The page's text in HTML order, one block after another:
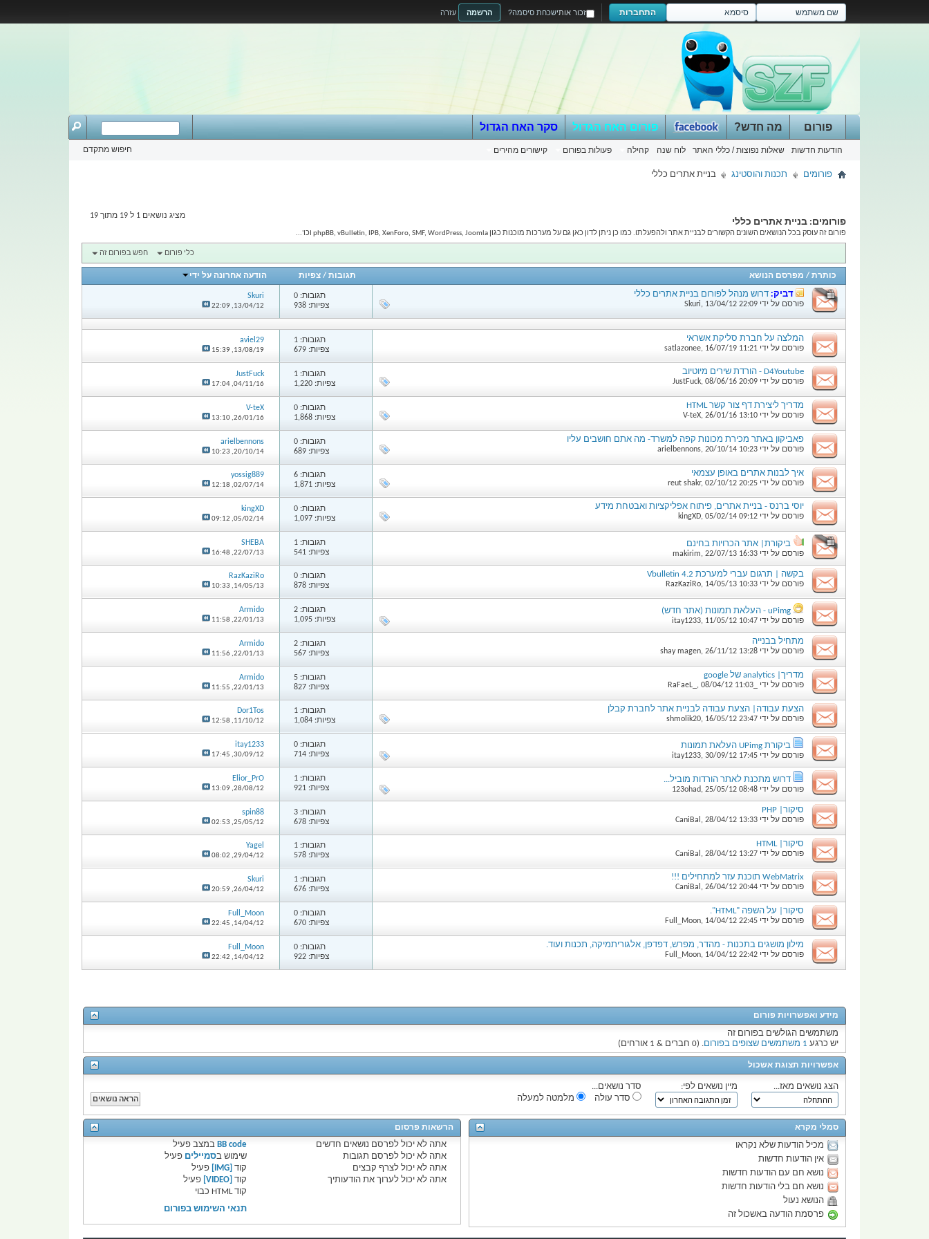
הרשמה עזרה התחברות זכור אותישכחת סיסמה?
פורום
הודעות חדשות שאלות נפוצות / כללי האתר לוח שנה קהילה פעולות בפורום קישורים מהירים
מה חדש? פורום האח הגדול סקר האח הגדול
חיפוש מתקדם
פורומים תכנות והוסטינג בניית אתרים כללי
מציג נושאים 1 ל 19 מתוך 19
פורומים: בניית אתרים כללי
פורום זה עוסק בכל הנושאים השונים הקשורים לבניית אתר ולהפעלתו. כמו כן ניתן לדון כאן גם על מערכות מוכנות כגון phpBB, vBulletin, IPB, XenForo, SMF, WordPress, Joomla וכו'...
כלי פורום חפש בפורום זה
כותרת / מפרסם הנושא תגובות /צפיות הודעה אחרונה על ידי
דביק: דרוש מנהל לפורום בניית אתרים כללי
פורסם על ידי Skuri, 13/04/12 22:09
תגובות: 0
צפיות: 938
Skuri
13/04/12,
22:09
המלצה על חברת סליקת אשראי
פורסם על ידי satlazonee, 16/07/19 11:21
תגובות: 1
צפיות: 679
aviel29
13/08/19,
15:39
D4Youtube - הורדת שירים מיוטיוב
פורסם על ידי JustFuck, 08/06/16 20:09
תגובות: 1
צפיות: 1,220
JustFuck
04/11/16,
17:04
מדריך ליצירת דף צור קשר HTML
פורסם על ידי V-teX, 26/01/16 13:10
תגובות: 0
צפיות: 1,868
V-teX
26/01/16,
13:10
פאביקון באתר מכירת מכונות קפה למשרד- מה אתם חושבים עליו
פורסם על ידי arielbennons, 20/10/14 10:23
תגובות: 0
צפיות: 689
arielbennons
20/10/14,
10:23
איך לבנות אתרים באופן עצמאי
פורסם על ידי reut shakr, 02/10/12 20:25
תגובות: 6
צפיות: 1,871
yossig889
02/07/14,
12:18
יוסי ברנס - בניית אתרים, פיתוח אפליקציות ואבטחת מידע
פורסם על ידי kingXD, 05/02/14 09:12
תגובות: 0
צפיות: 1,097
kingXD
05/02/14,
09:12
ביקורת| אתר הכרויות בחינם
פורסם על ידי makirim, 22/07/13 16:33
תגובות: 1
צפיות: 541
SHEBA
22/07/13,
16:48
בקשה | תרגום עברי למערכת Vbulletin 4.2
פורסם על ידי RazKaziRo, 14/05/13 10:33
תגובות: 0
צפיות: 878
RazKaziRo
14/05/13,
10:33
uPimg - העלאת תמונות (אתר חדש)
פורסם על ידי itay1233, 11/05/12 10:47
תגובות: 2
צפיות: 1,095
Armido
22/01/13,
11:58
מתחיל בבנייה
פורסם על ידי shay magen, 26/11/12 13:28
תגובות: 2
צפיות: 567
Armido
22/01/13,
11:56
מדריך| analytics של google
פורסם על ידי , 08/04/12 11:03
תגובות: 5
צפיות: 827
Armido
22/01/13,
11:55
הצעת עבודה| הצעת עבודה לבניית אתר לחברת קבלן
פורסם על ידי shmolik20, 16/05/12 23:47
תגובות: 1
צפיות: 1,084
Dor1Tos
11/10/12,
12:58
ביקורת UPimg העלאת תמונות
פורסם על ידי itay1233, 30/09/12 17:45
תגובות: 0
צפיות: 714
itay1233
30/09/12,
17:45
דרוש מתכנת לאתר הורדות מוביל...
פורסם על ידי 123ohad, 25/05/12 08:48
תגובות: 1
צפיות: 921
Elior_PrO
28/08/12,
13:09
סיקור| PHP
פורסם על ידי CaniBal , 28/04/12 13:33
תגובות: 3
צפיות: 678
spin88
25/05/12,
02:53
סיקור| HTML
פורסם על ידי CaniBal , 28/04/12 13:27
תגובות: 1
צפיות: 578
Yagel
29/04/12,
08:02
WebMatrix תוכנת עזר למתחילים !!!
פורסם על ידי CaniBal , 26/04/12 20:44
תגובות: 1
צפיות: 676
Skuri
26/04/12,
20:59
סיקור| על השפה "HTML".
פורסם על ידי Full_Moon, 14/04/12 22:45
תגובות: 0
צפיות: 670
Full_Moon
14/04/12,
22:45
מילון מושגים בתכנות - מהדר, מפרש, דפדפן, אלגוריתמיקה, תכנות ועוד.
פורסם על ידי Full_Moon, 14/04/12 22:42
תגובות: 0
צפיות: 922
Full_Moon
14/04/12,
22:42
מידע ואפשרויות פורום
משתמשים הגולשים בפורום זה
יש כרגע 1 משתמשים שצופים בפורום . (0 חברים & 1 אורחים)
אפשרויות תצוגת אשכול
הצג נושאים מאז... מיין נושאים לפי:
סדר נושאים...
סדר עולה
מלמטה למעלה
סמלי מקרא
מכיל הודעות שלא נקראו
אין הודעות חדשות
נושא חם עם הודעות חדשות
נושא חם בלי הודעות חדשות
הנושא נעול
פרסמת הודעה באשכול זה
הרשאות פרסום
אתהלא יכול לפרסם נושאים חדשים
אתהלא יכול לפרסם תגובות
אתהלא יכול לצרף קבצים
אתהלא יכול לערוך את הודעותיך
BB code במצב פעיל
שימוש בסמיילים פעיל
קוד [IMG]
פעיל
קוד [VIDEO]
פעיל
קוד HTML
כבוי
תנאי השימוש בפורום